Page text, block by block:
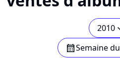
2010
calendarSemaine